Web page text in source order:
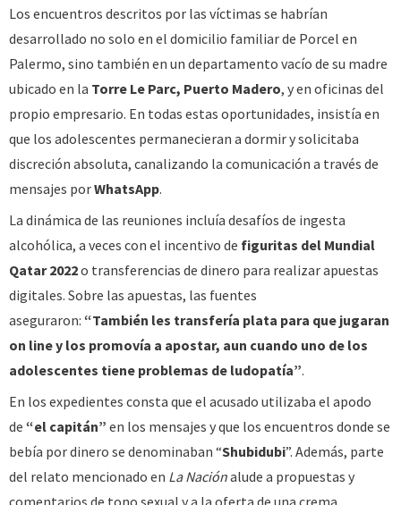
Los encuentros descritos por las víctimas se habrían
desarrollado no solo en el domicilio familiar de Porcel en
Palermo, sino también en un departamento vacío de su madre
ubicado en la Torre Le Parc, Puerto Madero, y en oficinas del
propio empresario. En todas estas oportunidades, insistía en
que los adolescentes permanecieran a dormir y solicitaba
discreción absoluta, canalizando la comunicación a través de
mensajes porWhatsApp.
La dinámica de las reuniones incluía desafíos de ingesta
alcohólica, a veces con el incentivo de figuritas del Mundial
Qatar 2022o transferencias de dinero para realizar apuestas
digitales. Sobre las apuestas, las fuentes
aseguraron: “También les transfería plata para que jugaran
on line y los promovía a apostar, aun cuando uno de los
adolescentes tiene problemas de ludopatía”.
En los expedientes consta que el acusado utilizaba el apodo
de “el capitán” en los mensajes y que los encuentros donde se
bebía por dinero se denominaban “Shubidubi”. Además, parte
del relato mencionado en La Naciónalude a propuestas y